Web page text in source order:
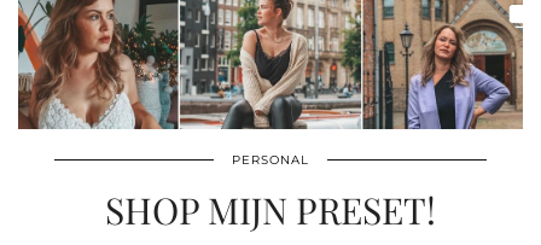
PERSONAL
SHOP MIJN PRESET!